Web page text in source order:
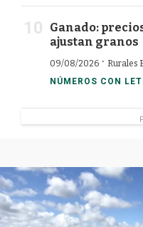
Ganado:
ajustan granos
09/08/2026 · Rurales
NÚMEROS CON